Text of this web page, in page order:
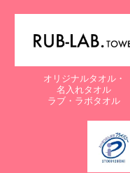
オリジナルタオル・
名入れタオル
ラブ・ラボタオル